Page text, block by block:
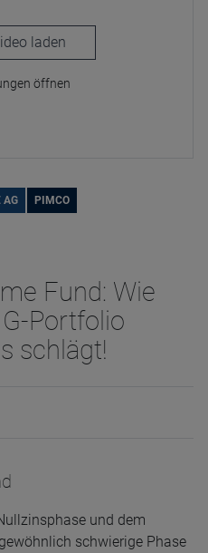
laden
öffnen
AG PIMCO
Fund: Wie
Portfolio
schlägt!
und dem
schwierige Phase